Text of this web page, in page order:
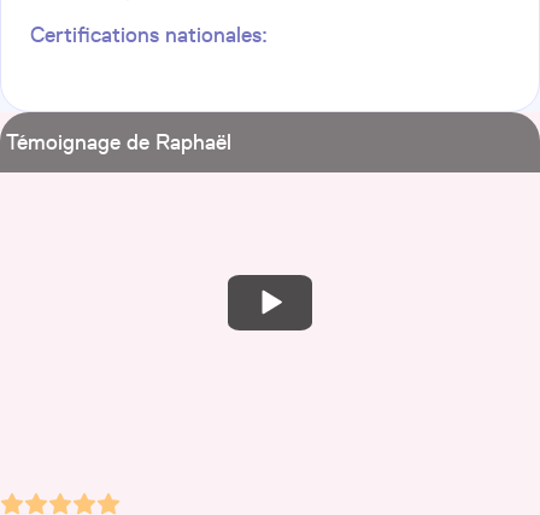
Certifications nationales:
Témoignage de Raphaël